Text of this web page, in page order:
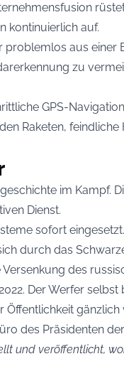
kontinuierlich auf.
problemlos aus einer
zu
GPS-
Raketen,
im Kampf.
Dienst.
sofort
durch das
des
Der Werfer selbst
gänzlich
des Präsidenten
und veröffentlicht,